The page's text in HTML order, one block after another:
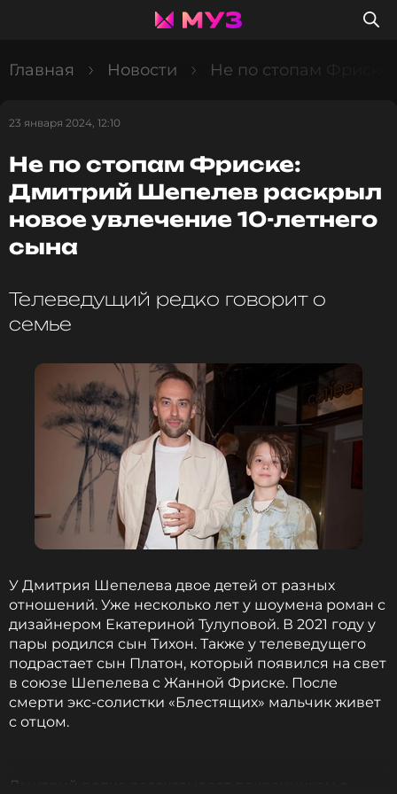
Главная Новости Не по стопам
23 января 2024, 12:10
Не по стопам Фриске:
Дмитрий Шепелев раскрыл
новое увлечение 10-летнего
сына
Телеведущий редко говорит о
семье
У Дмитрия Шепелева двое детей от разных
отношений. Уже несколько лет у шоумена роман с
дизайнером Екатериной Тулуповой. В 2021 году у
пары родился сын Тихон. Также у телеведущего
подрастает сын Платон, который появился на свет
в союзе Шепелева с Жанной Фриске. После
смерти экс-солистки «Блестящих» мальчик живет
с отцом.
Дмитрий редко рассказывает поклонникам о